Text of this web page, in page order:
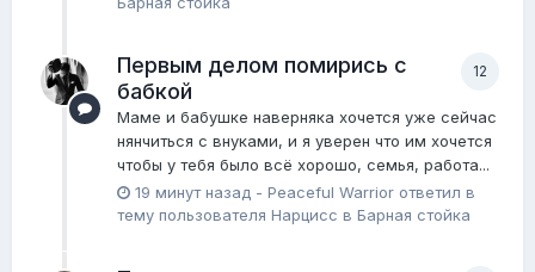
12
Первым делом помирись с
бабкой
Маме и бабушке наверняка хочется уже сейчас
нянчиться с внуками, и я уверен что им хочется
чтобы у тебя было всё хорошо, семья, работа...
19 минут назад - Peaceful Warrior ответил в
тему пользователя Нарцисс в Барная стойка